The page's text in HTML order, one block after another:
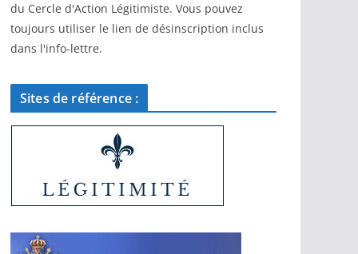
du Cercle d'Action Légitimiste. Vous pouvez
toujours utiliser le lien de désinscription inclus
dans l'info-lettre.
Sites de référence :